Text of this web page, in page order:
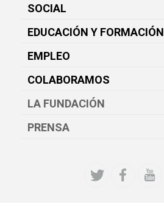
SOCIAL
EDUCACIÓN Y FORMACIÓN
EMPLEO
COLABORAMOS
LA FUNDACIÓN
PRENSA